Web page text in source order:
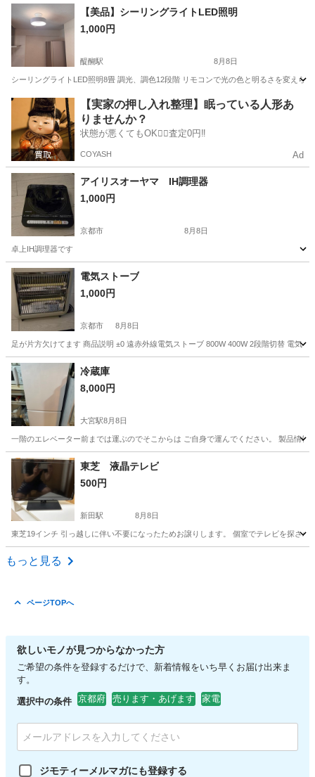
京都 長岡京市 長岡天神駅 季節、空調家電
【美品】シーリングライトLED照明
1,000円
醍醐駅 8月8日
シーリングライトLED照明8畳 調光、調色12段階 リモコンで光の色と明るさを変え
京都 京都市 醍醐駅 生活家電
【実家の押し入れ整理】眠っている人形あ
りませんか？
状態が悪くてもOK🙆‍♀️査定0円‼️
COYASH Ad
アイリスオーヤマ IH調理器
1,000円
京都市 8月8日
卓上IH調理器です
京都 京都市 キッチン家電
電気ストーブ
1,000円
京都市 8月8日
足が片方欠けてます 商品説明 ±0 遠赤外線電気ストーブ 800W 400W 2段階切替 電気
京都 京都市 季節、空調家電
冷蔵庫
8,000円
大宮駅8月8日
一階のエレベーター前までは運ぶのでそこからは ご自身で運んでください。 製品情
京都 京都市 大宮駅 キッチン家電
東芝 液晶テレビ
500円
新田駅 8月8日
東芝19インチ 引っ越しに伴い不要になったためお譲りします。 個室でテレビを探さ
京都 宇治市
もっと見る
ページTOPへ
欲しいモノが見つからなかった方
ご希望の条件を登録するだけで、新着情報をいち早くお届け出来ま
す。
選択中の条件 京都府 売ります・あげます 家電
ジモティーメルマガにも登録する